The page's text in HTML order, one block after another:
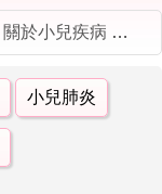
關於小兒疾病
小兒肺炎